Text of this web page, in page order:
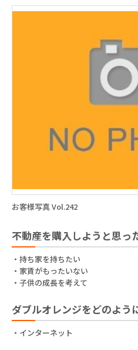
お客様写真 Vol.242
不動産を購入しようと思っ
・持ち家を持ちたい
・家賃がもったいない
・子供の成長を考えて
ダブルオレンジをどのよう
・インターネット